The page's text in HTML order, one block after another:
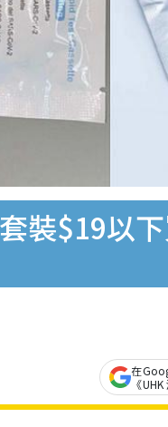
裝$19以
在
《